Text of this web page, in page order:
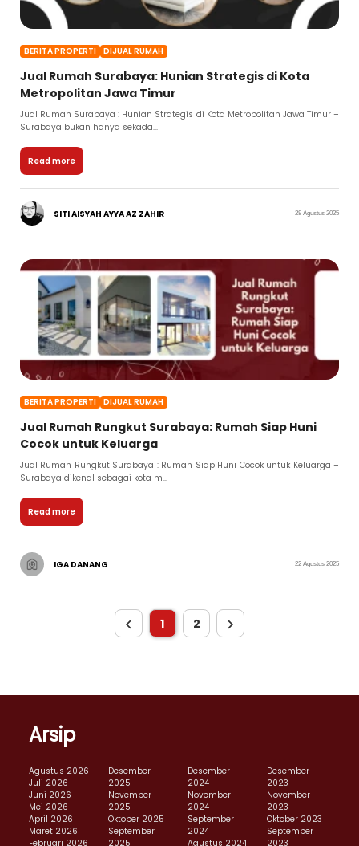
BERITA PROPERTI DIJUAL RUMAH
Jual Rumah Surabaya: Hunian Strategis di Kota
Metropolitan Jawa Timur
Jual Rumah Surabaya : Hunian Strategis di Kota Metropolitan Jawa Timur –
Surabaya bukan hanya sekada...
Read more
SITI AISYAH AYYA AZ ZAHIR 28 Agustus 2025
BERITA PROPERTI DIJUAL RUMAH
Jual Rumah Rungkut Surabaya: Rumah Siap Huni
Cocok untuk Keluarga
Jual Rumah Rungkut Surabaya : Rumah Siap Huni Cocok untuk Keluarga –
Surabaya dikenal sebagai kota m...
Read more
IGA DANANG 22 Agustus 2025
1 2
Arsip
Agustus 2026
Juli 2026
Juni 2026
Mei 2026
April 2026
Maret 2026
Februari 2026
Desember
2025
November
2025
Oktober 2025
September
2025
Desember
2024
November
2024
September
2024
Agustus 2024
Desember
2023
November
2023
Oktober 2023
September
2023